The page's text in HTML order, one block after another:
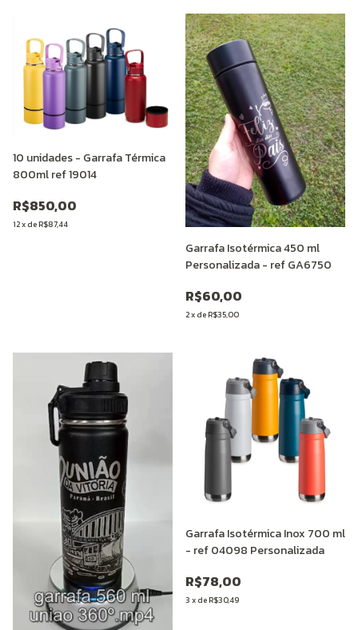
10 unidades - Garrafa Térmica
800ml ref 19014
R$850,00
12x deR$87,44
Garrafa Isotérmica 450 ml
Personalizada - ref GA6750
R$60,00
2x deR$35,00
Garrafa Isotérmica Inox 700 ml
- ref 04098 Personalizada
R$78,00
3 x deR$30,49